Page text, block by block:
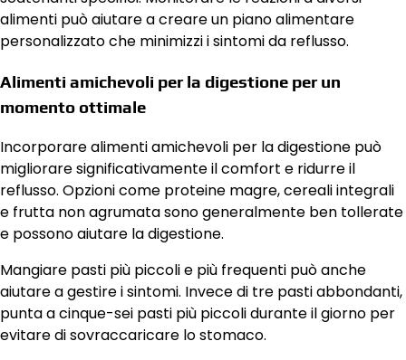
alimenti può aiutare a creare un piano alimentare
personalizzato che minimizzi i sintomi da reflusso.
Alimenti amichevoli per la digestione per un
momento ottimale
Incorporare alimenti amichevoli per la digestione può
migliorare significativamente il comfort e ridurre il
reflusso. Opzioni come proteine magre, cereali integrali
e frutta non agrumata sono generalmente ben tollerate
e possono aiutare la digestione.
Mangiare pasti più piccoli e più frequenti può anche
aiutare a gestire i sintomi. Invece di tre pasti abbondanti,
punta a cinque-sei pasti più piccoli durante il giorno per
evitare di sovraccaricare lo stomaco.